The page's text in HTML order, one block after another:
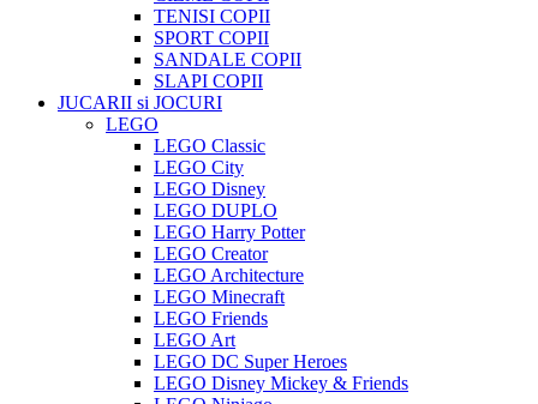
TENISI COPII
SPORT COPII
SANDALE COPII
SLAPI COPII
JUCARII si JOCURI
LEGO
LEGO Classic
LEGO City
LEGO Disney
LEGO DUPLO
LEGO Harry Potter
LEGO Creator
LEGO Architecture
LEGO Minecraft
LEGO Friends
LEGO Art
LEGO DC Super Heroes
LEGO Disney Mickey & Friends